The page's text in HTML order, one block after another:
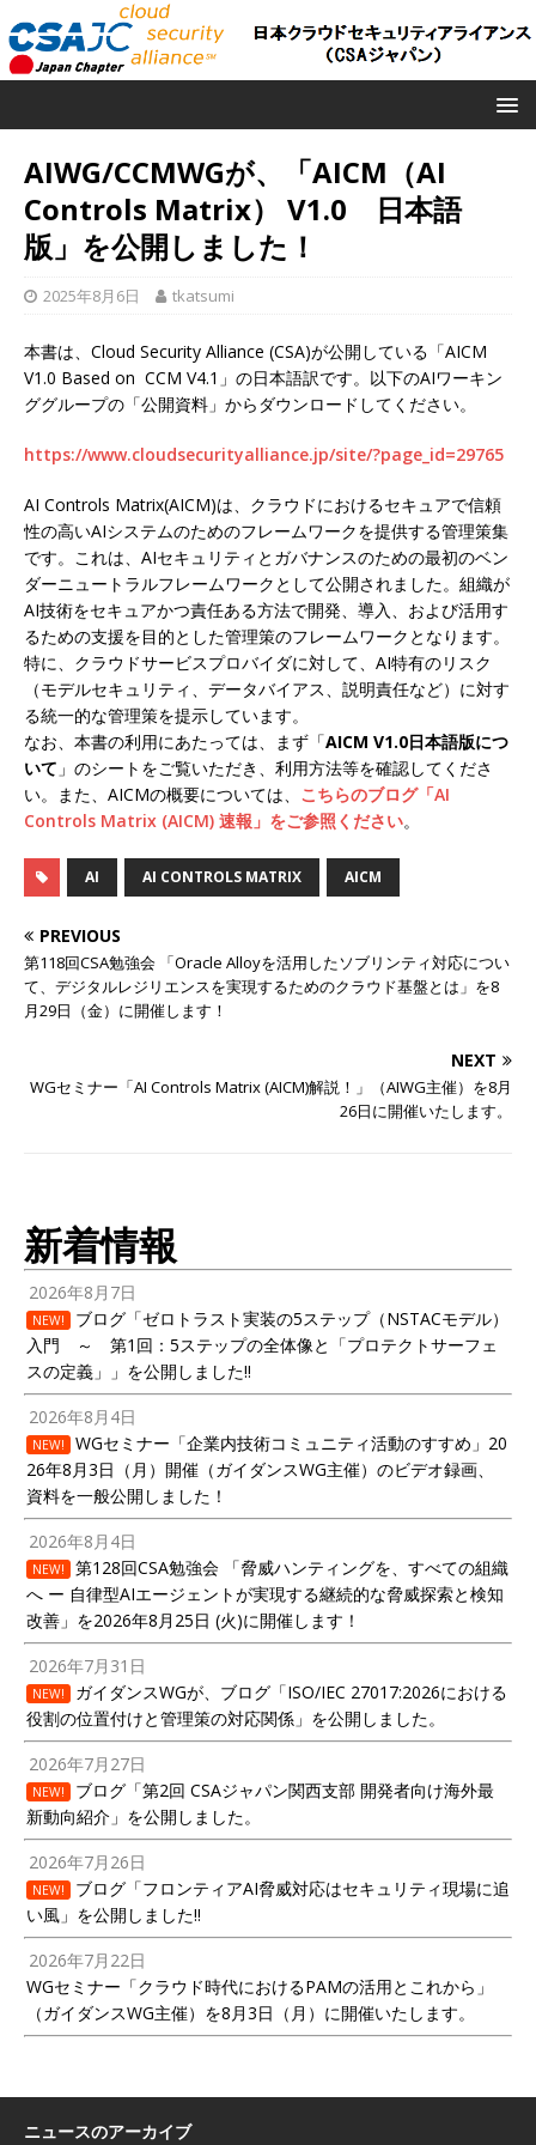
AIWG/CCMWGが、「AICM（AI
Controls Matrix） V1.0 日本語
版」を公開しました！
2025年8月6日 tkatsumi
本書は、Cloud Security Alliance (CSA)が公開している「AICM
V1.0 Based on CCM V4.1」の日本語訳です。以下のAIワーキン
ググループの「公開資料」からダウンロードしてください。
https://www.cloudsecurityalliance.jp/site/?page_id=29765
AI Controls Matrix(AICM)は、クラウドにおけるセキュアで信頼
性の高いAIシステムのためのフレームワークを提供する管理策集
です。これは、AIセキュリティとガバナンスのための最初のベン
ダーニュートラルフレームワークとして公開されました。組織が
AI技術をセキュアかつ責任ある方法で開発、導入、および活用す
るための支援を目的とした管理策のフレームワークとなります。
特に、クラウドサービスプロバイダに対して、AI特有のリスク
（モデルセキュリティ、データバイアス、説明責任など）に対す
る統一的な管理策を提示しています。
なお、本書の利用にあたっては、まず「AICM V1.0日本語版につ
いて 」のシートをご覧いただき、利用方法等を確認してくださ
い。また、AICMの概要については、 こちらのブログ「AI
Controls Matrix (AICM) 速報」をご参照ください。
AI AI CONTROLS MATRIX AICM
PREVIOUS
第118回CSA勉強会 「Oracle Alloyを活用したソブリンティ対応につい
て、デジタルレジリエンスを実現するためのクラウド基盤とは」を8
月29日（金）に開催します！
NEXT
WGセミナー「AI Controls Matrix (AICM)解説！」（AIWG主催）を8月
26日に開催いたします。
新着情報
2026年8月7日
NEW!
ブログ「ゼロトラスト実装の5ステップ（NSTACモデル）
入門 ～ 第1回：5ステップの全体像と「プロテクトサーフェ
スの定義」」を公開しました!!
2026年8月4日
NEW!
WGセミナー「企業内技術コミュニティ活動のすすめ」20
26年8月3日（月）開催（ガイダンスWG主催）のビデオ録画、
資料を一般公開しました！
2026年8月4日
NEW!
第128回CSA勉強会 「脅威ハンティングを、すべての組織
へ ー 自律型AIエージェントが実現する継続的な脅威探索と検知
改善」を2026年8月25日 (火)に開催します！
2026年7月31日
NEW!
ガイダンスWGが、ブログ「ISO/IEC 27017:2026における
役割の位置付けと管理策の対応関係」を公開しました。
2026年7月27日
NEW!
ブログ「第2回 CSAジャパン関西支部 開発者向け海外最
新動向紹介」を公開しました。
2026年7月26日
NEW!
ブログ「フロンティアAI脅威対応はセキュリティ現場に追
い風」を公開しました!!
2026年7月22日
WGセミナー「クラウド時代におけるPAMの活用とこれから」
（ガイダンスWG主催）を8月3日（月）に開催いたします。
ニュースのアーカイブ